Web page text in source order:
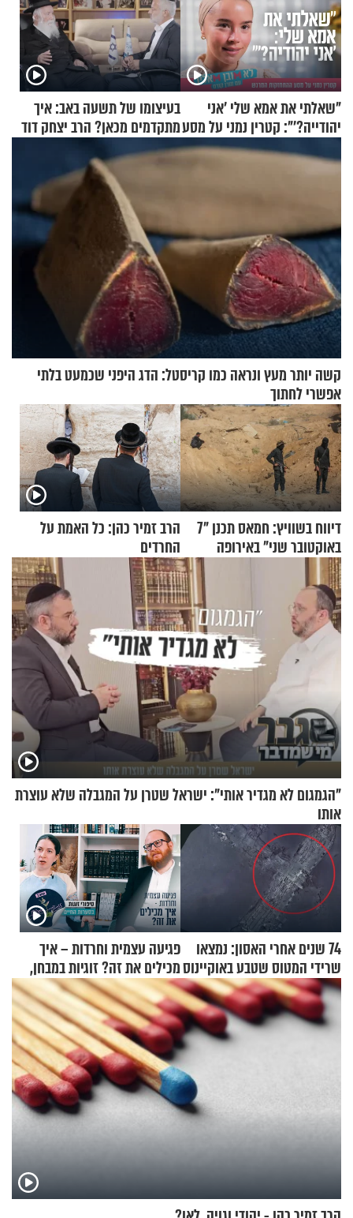
"שאלתי את אמא שלי 'אני
יהודייה?'": קטרין נמני על מסע
ההתחזקות המרגש
בעיצומו של תשעה באב: איך
מתקדמים מכאן? הרב יצחק דוד
גרוסמן בשיחה מיוחדת
קשה יותר מעץ ונראה כמו קריסטל: הדג היפני שכמעט בלתי
אפשרי לחתוך
דיווח בשוויץ: חמאס תכנן "7
באוקטובר שני" באירופה
הרב זמיר כהן: כל האמת על
החרדים
"הגמגום לא מגדיר אותי": ישראל שטרן על המגבלה שלא עוצרת
אותו
74 שנים אחרי האסון: נמצאו
שרידי המטוס שטבע באוקיינוס
עם עשרות נוסעים
פגיעה עצמית וחרדות – איך
מכילים את זה? זוגיות במבחן,
הפעם עם יהודית ואלתר כהן